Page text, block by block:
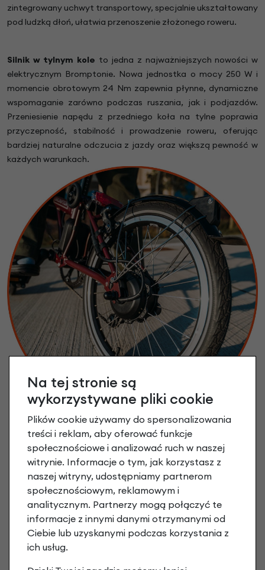
zintegrowany uchwyt transportowy, specjalnie ukształtowany
pod ludzką dłoń, ułatwia przenoszenie złożonego roweru.
Silnik w tylnym kole to jedna z najważniejszych nowości w
elektrycznym Bromptonie. Nowa jednostka o mocy 250 W i
momencie obrotowym 24 Nm zapewnia płynne, dynamiczne
wspomaganie zarówno podczas ruszania, jak i podjazdów.
Przeniesienie napędu z przedniego koła na tylne poprawia
przyczepność, stabilność i prowadzenie roweru, oferując
bardziej naturalne odczucia z jazdy oraz większą pewność w
każdych warunkach.
Na tej stronie są
wykorzystywane pliki cookie
Plików cookie używamy do spersonalizowania
treści i reklam, aby oferować funkcje
społecznościowe i analizować ruch w naszej
witrynie. Informacje o tym, jak korzystasz z
naszej witryny, udostępniamy partnerom
społecznościowym, reklamowym i
analitycznym. Partnerzy mogą połączyć te
informacje z innymi danymi otrzymanymi od
Ciebie lub uzyskanymi podczas korzystania z
ich usług.